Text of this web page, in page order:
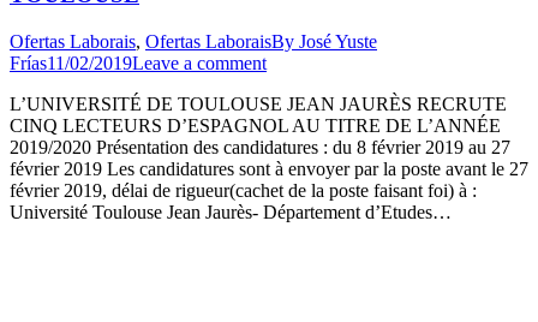
Ofertas Laborais, Ofertas LaboraisBy José Yuste
Frías11/02/2019Leave a comment
L’UNIVERSITÉ DE TOULOUSE JEAN JAURÈS RECRUTE
CINQ LECTEURS D’ESPAGNOL AU TITRE DE L’ANNÉE
2019/2020 Présentation des candidatures : du 8 février 2019 au 27
février 2019 Les candidatures sont à envoyer par la poste avant le 27
février 2019, délai de rigueur(cachet de la poste faisant foi) à :
Université Toulouse Jean Jaurès- Département d’Etudes…